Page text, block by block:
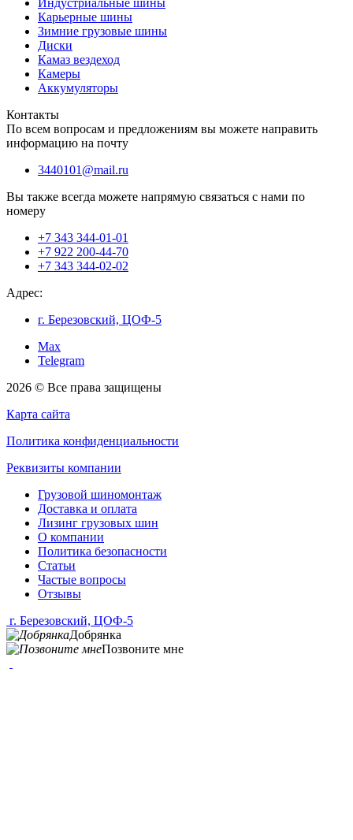
Индустриальные шины
Карьерные шины
Зимние грузовые шины
Диски
Камаз вездеход
Камеры
Аккумуляторы
Контакты
По всем вопросам и предложениям вы можете направить
информацию на почту
3440101@mail.ru
Вы также всегда можете напрямую связаться с нами по
номеру
+7 343 344-01-01
+7 922 200-44-70
+7 343 344-02-02
Адрес:
г. Березовский, ЦОФ-5
Max
Telegram
2026 © Все права защищены
Карта сайта
Политика конфиденциальности
Реквизиты компании
Грузовой шиномонтаж
Доставка и оплата
Лизинг грузовых шин
О компании
Политика безопасности
Статьи
Частые вопросы
Отзывы
г. Березовский, ЦОФ-5
Добрянка
Позвоните мне